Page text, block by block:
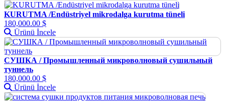
KURUTMA /Endüstriyel mikrodalga kurutma tüneli
180,000.00 $
Ürünü İncele
СУШКА / Промышленный микроволновый сушильный
туннель
180,000.00 $
Ürünü İncele